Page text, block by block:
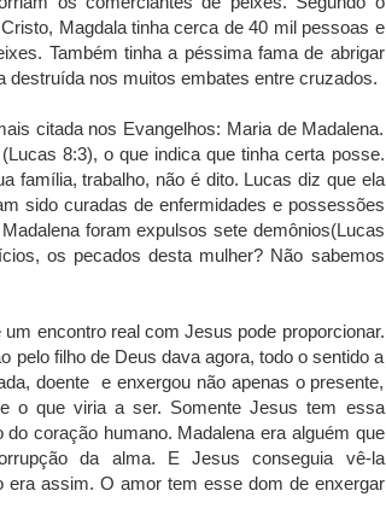
Magdala tinha cerca de 40 mil pessoas e
Também tinha a péssima fama de abrigar
nos muitos embates entre cruzados.
citada nos Evangelhos: Maria de Madalena.
8:3), o que indica que tinha certa posse.
família, trabalho, não é dito. Lucas diz que ela
sido curadas de enfermidades e possessões
foram expulsos sete demônios(Lucas
os pecados desta mulher? Não sabemos
encontro real com Jesus pode proporcionar.
pelo filho de Deus dava agora, todo o sentido a
doente e enxergou não apenas o presente,
o que viria a ser. Somente Jesus tem essa
coração humano. Madalena era alguém que
da alma. E Jesus conseguia vê-la
era assim. O amor tem esse dom de enxergar